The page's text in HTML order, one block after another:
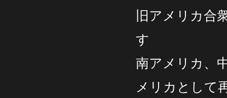
旧アメリカ合
す
南アメリカ、
メリカとし